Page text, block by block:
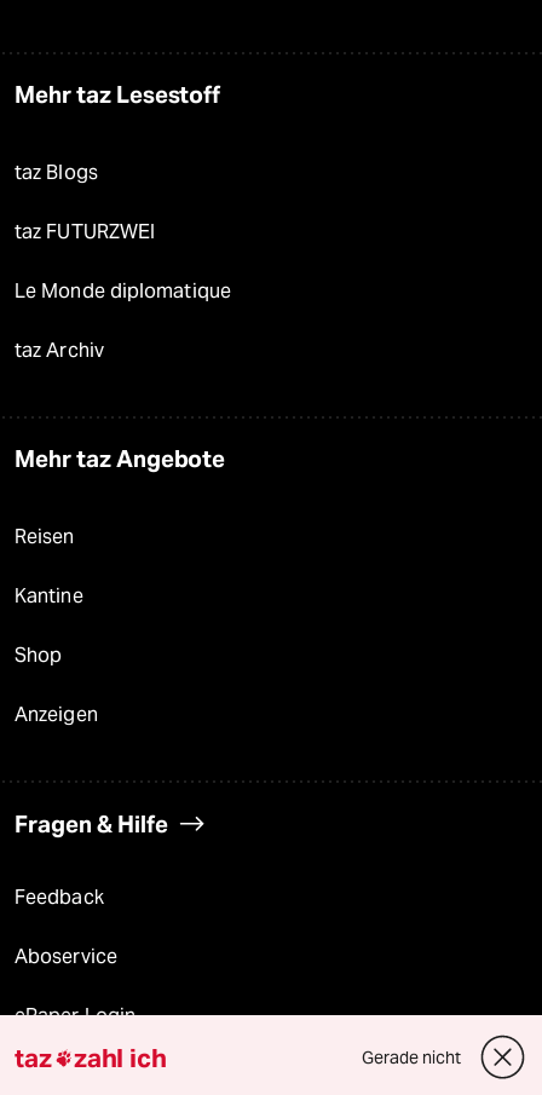
Mehr taz Lesestoff
taz Blogs
taz FUTURZWEI
Le Monde diplomatique
taz Archiv
Mehr taz Angebote
Reisen
Kantine
Shop
Anzeigen
Fragen & Hilfe
Feedback
Aboservice
ePaper Login
Downloads für Abonnierende
taz zahl ich Gerade nicht